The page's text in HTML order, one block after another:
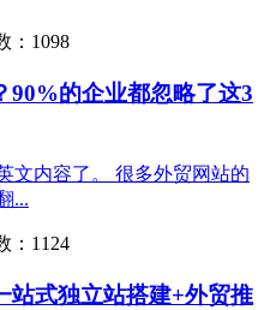
：1098
90%的企业都忽略了这3
文内容了。 很多外贸网站的
...
：1124
站式独立站搭建+外贸推